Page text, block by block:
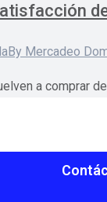
By Mercadeo
a comprar